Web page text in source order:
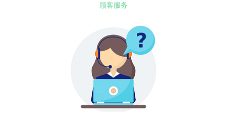
顾客服务